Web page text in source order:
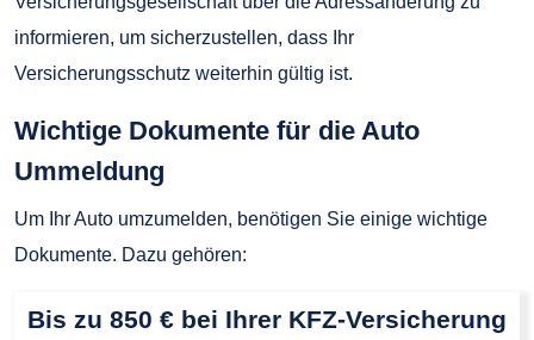
informieren, um sicherzustellen, dass Ihr
Versicherungsschutz weiterhin gültig ist.
Wichtige Dokumente für die Auto
Ummeldung
Um Ihr Auto umzumelden, benötigen Sie einige wichtige
Dokumente. Dazu gehören:
Bis zu 850 € bei Ihrer KFZ-Versicherung